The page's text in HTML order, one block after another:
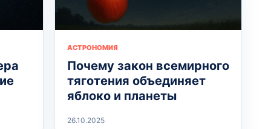
АСТРОНОМИЯ
Почему закон всемирного
тяготения объединяет
яблоко и планеты
26.10.2025